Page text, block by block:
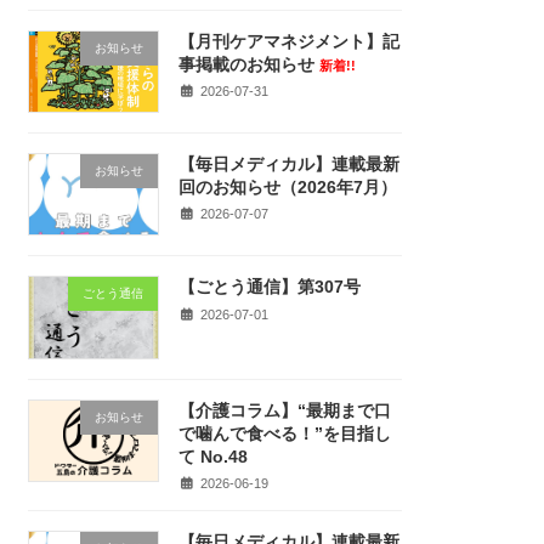
お知らせ
【月刊ケアマネジメント】記
事掲載のお知らせ 新着!!
2026-07-31
お知らせ
【毎日メディカル】連載最新
回のお知らせ（2026年7月）
2026-07-07
ごとう通信 【ごとう通信】第307号
2026-07-01
お知らせ
【介護コラム】“最期まで口
で噛んで食べる！”を目指し
て No.48
2026-06-19